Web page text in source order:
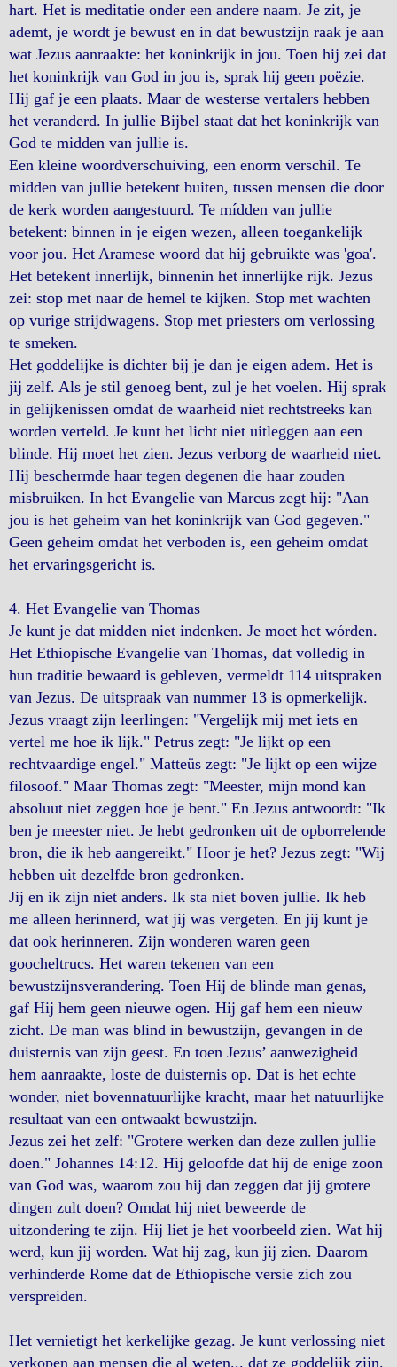
hart. Het is meditatie onder een andere naam. Je zit, je
ademt, je wordt je bewust en in dat bewustzijn raak je aan
wat Jezus aanraakte: het koninkrijk in jou. Toen hij zei dat
het koninkrijk van God in jou is, sprak hij geen poëzie.
Hij gaf je een plaats. Maar de westerse vertalers hebben
het veranderd. In jullie Bijbel staat dat het koninkrijk van
God te midden van jullie is.
Een kleine woordverschuiving, een enorm verschil. Te
midden van jullie betekent buiten, tussen mensen die door
de kerk worden aangestuurd. Te mídden van jullie
betekent: binnen in je eigen wezen, alleen toegankelijk
voor jou. Het Aramese woord dat hij gebruikte was 'goa'.
Het betekent innerlijk, binnenin het innerlijke rijk. Jezus
zei: stop met naar de hemel te kijken. Stop met wachten
op vurige strijdwagens. Stop met priesters om verlossing
te smeken.
Het goddelijke is dichter bij je dan je eigen adem. Het is
jij zelf. Als je stil genoeg bent, zul je het voelen. Hij sprak
in gelijkenissen omdat de waarheid niet rechtstreeks kan
worden verteld. Je kunt het licht niet uitleggen aan een
blinde. Hij moet het zien. Jezus verborg de waarheid niet.
Hij beschermde haar tegen degenen die haar zouden
misbruiken. In het Evangelie van Marcus zegt hij: "Aan
jou is het geheim van het koninkrijk van God gegeven."
Geen geheim omdat het verboden is, een geheim omdat
het ervaringsgericht is.
4. Het Evangelie van Thomas
Je kunt je dat midden niet indenken. Je moet het wórden.
Het Ethiopische Evangelie van Thomas, dat volledig in
hun traditie bewaard is gebleven, vermeldt 114 uitspraken
van Jezus. De uitspraak van nummer 13 is opmerkelijk.
Jezus vraagt ​​zijn leerlingen: "Vergelijk mij met iets en
vertel me hoe ik lijk." Petrus zegt: "Je lijkt op een
rechtvaardige engel." Matteüs zegt: "Je lijkt op een wijze
filosoof." Maar Thomas zegt: "Meester, mijn mond kan
absoluut niet zeggen hoe je bent." En Jezus antwoordt: "Ik
ben je meester niet. Je hebt gedronken uit de opborrelende
bron, die ik heb aangereikt." Hoor je het? Jezus zegt: "Wij
hebben uit dezelfde bron gedronken.
Jij en ik zijn niet anders. Ik sta niet boven jullie. Ik heb
me alleen herinnerd, wat jij was vergeten. En jij kunt je
dat ook herinneren. Zijn wonderen waren geen
goocheltrucs. Het waren tekenen van een
bewustzijnsverandering. Toen Hij de blinde man genas,
gaf Hij hem geen nieuwe ogen. Hij gaf hem een ​​nieuw
zicht. De man was blind in bewustzijn, gevangen in de
duisternis van zijn geest. En toen Jezus’ aanwezigheid
hem aanraakte, loste de duisternis op. Dat is het echte
wonder, niet bovennatuurlijke kracht, maar het natuurlijke
resultaat van een ontwaakt bewustzijn.
Jezus zei het zelf: "Grotere werken dan deze zullen jullie
doen." Johannes 14:12. Hij geloofde dat hij de enige zoon
van God was, waarom zou hij dan zeggen dat jij grotere
dingen zult doen? Omdat hij niet beweerde de
uitzondering te zijn. Hij liet je het voorbeeld zien. Wat hij
werd, kun jij worden. Wat hij zag, kun jij zien. Daarom
verhinderde Rome dat de Ethiopische versie zich zou
verspreiden.
Het vernietigt het kerkelijke gezag. Je kunt verlossing niet
verkopen aan mensen die al weten... dat ze goddelijk zijn.